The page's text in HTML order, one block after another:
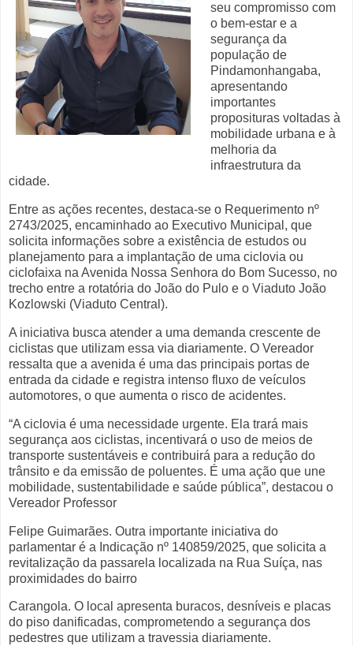
seu compromisso com
o bem-estar e a
segurança da
população de
Pindamonhangaba,
apresentando
importantes
proposituras voltadas à
mobilidade urbana e à
melhoria da
infraestrutura da
cidade.
Entre as ações recentes, destaca-se o Requerimento nº
2743/2025, encaminhado ao Executivo Municipal, que
solicita informações sobre a existência de estudos ou
planejamento para a implantação de uma ciclovia ou
ciclofaixa na Avenida Nossa Senhora do Bom Sucesso, no
trecho entre a rotatória do João do Pulo e o Viaduto João
Kozlowski (Viaduto Central).
A iniciativa busca atender a uma demanda crescente de
ciclistas que utilizam essa via diariamente. O Vereador
ressalta que a avenida é uma das principais portas de
entrada da cidade e registra intenso fluxo de veículos
automotores, o que aumenta o risco de acidentes.
“A ciclovia é uma necessidade urgente. Ela trará mais
segurança aos ciclistas, incentivará o uso de meios de
transporte sustentáveis e contribuirá para a redução do
trânsito e da emissão de poluentes. É uma ação que une
mobilidade, sustentabilidade e saúde pública”, destacou o
Vereador Professor
Felipe Guimarães. Outra importante iniciativa do
parlamentar é a Indicação nº 140859/2025, que solicita a
revitalização da passarela localizada na Rua Suíça, nas
proximidades do bairro
Carangola. O local apresenta buracos, desníveis e placas
do piso danificadas, comprometendo a segurança dos
pedestres que utilizam a travessia diariamente.